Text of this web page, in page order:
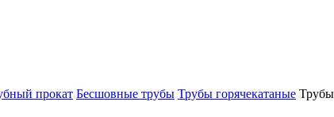
прокат Бесшовные трубы Трубы горячекатаные